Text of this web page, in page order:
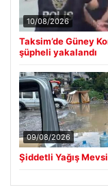
10/08/2026
Taksim’de Güney
şüpheli yakalandı
09/08/2026
Şiddetli Yağış